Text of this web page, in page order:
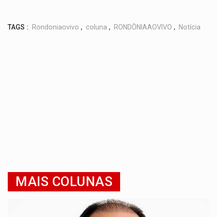
TAGS : Rondoniaovivo , coluna , RONDÔNIAAOVIVO , Notícia
MAIS COLUNAS